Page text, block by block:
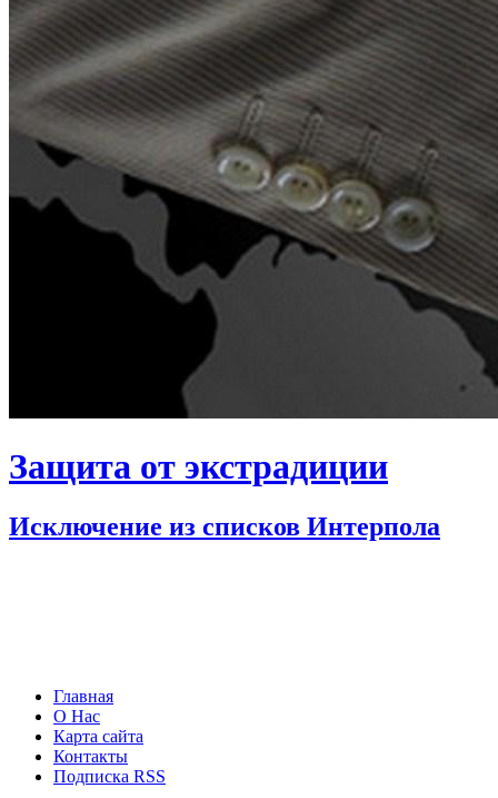
Защита от экстрадиции
Исключение из списков Интерпола
Главная
О Нас
Карта сайта
Контакты
Подписка RSS